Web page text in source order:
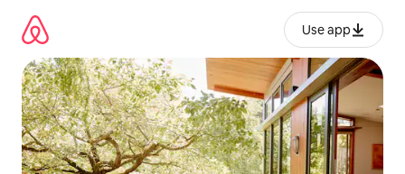
содржина
Use app